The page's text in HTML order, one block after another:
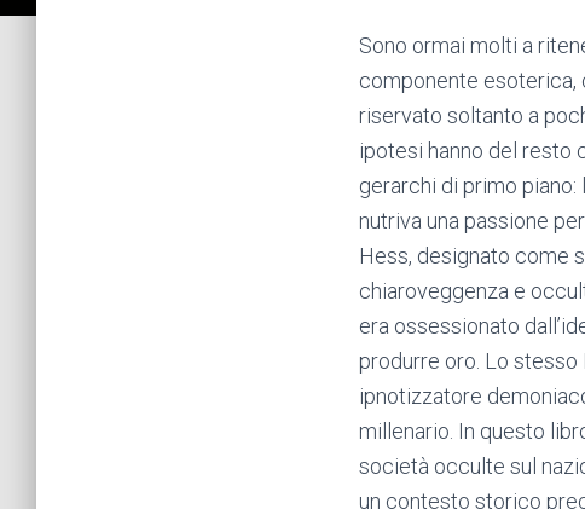
Sono ormai molti a
componente esoterica,
riservato soltanto a
ipotesi hanno del resto
gerarchi di primo piano:
nutriva una passione
Hess, designato come
chiaroveggenza e
era ossessionato
produrre oro. Lo
ipnotizzatore
millenario. In questo
società occulte sul
un contesto storico